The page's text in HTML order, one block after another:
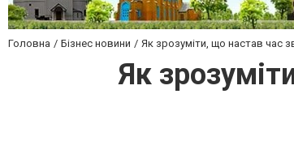
Головна Бізнес новини Як зрозуміти, що настав час
Як